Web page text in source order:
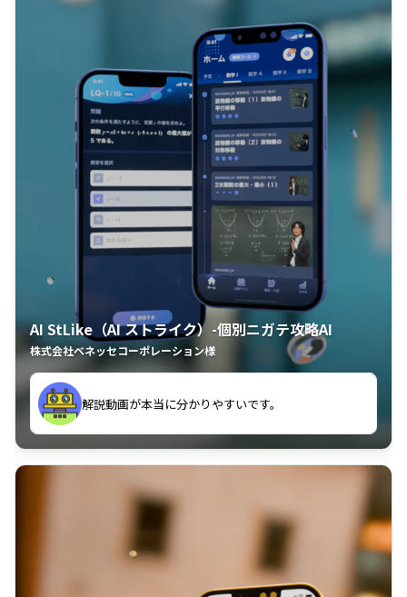
AI StLike（AI ストライク）-個別ニガテ攻略AI
株式会社ベネッセコーポレーション様
古文漢文を主に使わせていただいているが、復習する
のに非常に役立っている。
解説動画が本当に分かりやすいです。